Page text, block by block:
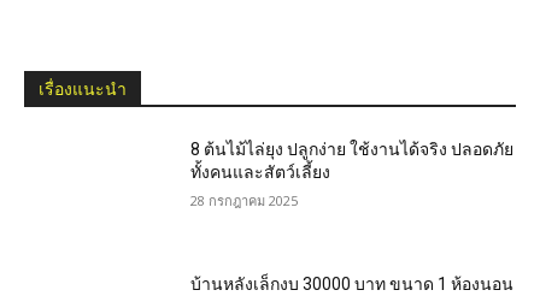
เรื่องแนะนำ
8 ต้นไม้ไล่ยุง ปลูกง่าย ใช้งานได้จริง ปลอดภัย
ทั้งคนและสัตว์เลี้ยง
28 กรกฎาคม 2025
บ้านหลังเล็กงบ 30000 บาท ขนาด 1 ห้องนอน